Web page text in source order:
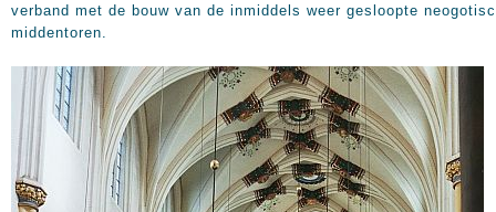
verband met de bouw van de inmiddels weer gesloopte
middentoren.